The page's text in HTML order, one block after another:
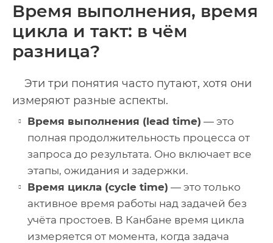
Время выполнения, время
цикла и такт: в чём
разница?
Эти три понятия часто путают, хотя они
измеряют разные аспекты.
Время выполнения (lead time) — это
полная продолжительность процесса от
запроса до результата. Оно включает все
этапы, ожидания и задержки.
Время цикла (cycle time) — это только
активное время работы над задачей без
учёта простоев. В Канбане время цикла
измеряется от момента, когда задача